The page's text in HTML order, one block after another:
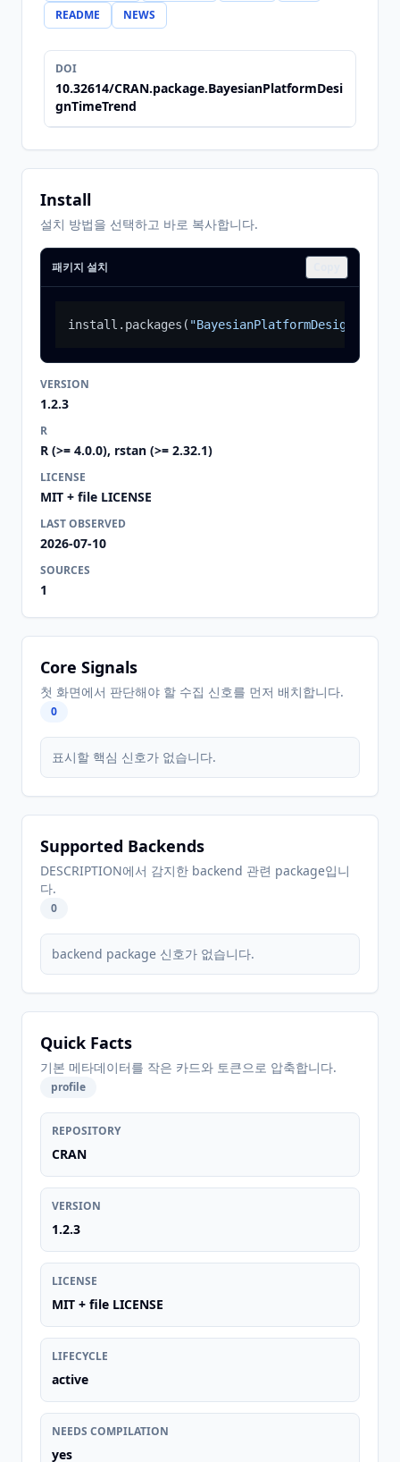
README
NEWS
DOI
10.32614/CRAN.package.BayesianPlatformDesi
gnTimeTrend
Install
설치 방법을 선택하고 바로 복사합니다.
패키지 설치
install.packages (
VERSION
1.2.3
R
R (>= 4.0.0), rstan (>= 2.32.1)
LICENSE
MIT + file LICENSE
LAST OBSERVED
2026-07-10
SOURCES
1
Core Signals
첫 화면에서 판단해야 할 수집 신호를 먼저 배치합니다.
0
표시할 핵심 신호가 없습니다.
Supported Backends
DESCRIPTION에서 감지한 backend 관련 package입니
다.
0
backend package 신호가 없습니다.
Quick Facts
기본 메타데이터를 작은 카드와 토큰으로 압축합니다.
profile
REPOSITORY
CRAN
VERSION
1.2.3
LICENSE
MIT + file LICENSE
LIFECYCLE
active
NEEDS COMPILATION
yes